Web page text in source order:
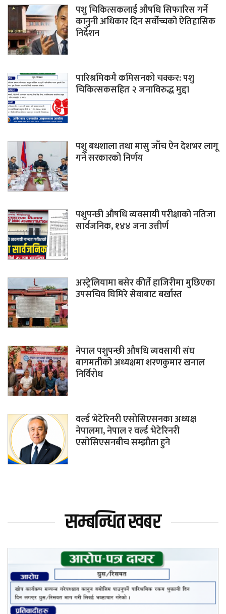
पशु चिकित्सकलाई औषधि सिफारिस गर्ने
कानुनी अधिकार दिन सर्वोच्चको ऐतिहासिक
निर्देशन
पारिश्रमिकमै कमिसनको चक्कर: पशु
चिकित्सकसहित २ जनाविरुद्ध मुद्दा
पशु बधशाला तथा मासु जाँच ऐन देशभर लागू
गर्ने सरकारको निर्णय
पशुपन्छी औषधि व्यवसायी परीक्षाको नतिजा
सार्वजनिक, १४४ जना उत्तीर्ण
अस्ट्रेलियामा बसेर कीर्ते हाजिरीमा मुछिएका
उपसचिव घिमिरे सेवाबाट बर्खास्त
नेपाल पशुपन्छी औषधि व्यवसायी संघ
बागमतीको अध्यक्षमा शरणकुमार खनाल
निर्विरोध
वर्ल्ड भेटेरिनरी एसोसिएसनका अध्यक्ष
नेपालमा, नेपाल र वर्ल्ड भेटेरिनरी
एसोसिएसनबीच सम्झौता हुने
सम्बन्धित खबर